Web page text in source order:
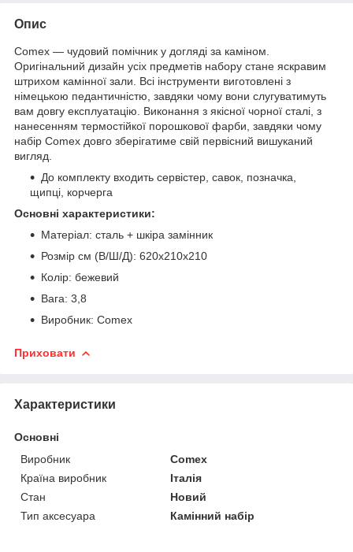
Опис
Comex — чудовий помічник у догляді за каміном.
Оригінальний дизайн усіх предметів набору стане яскравим
штрихом камінної зали. Всі інструменти виготовлені з
німецькою педантичністю, завдяки чому вони слугуватимуть
вам довгу експлуатацію. Виконання з якісної чорної сталі, з
нанесенням термостійкої порошкової фарби, завдяки чому
набір Comex довго зберігатиме свій первісний вишуканий
вигляд.
До комплекту входить сервістер, савок, позначка,
щипці, корчерга
Основні характеристики:
Матеріал: сталь + шкіра замінник
Розмір см (В/Ш/Д): 620х210х210
Колір: бежевий
Вага: 3,8
Виробник: Comex
Приховати
Характеристики
Основні
Виробник
Comex
Країна виробник
Італія
Стан
Новий
Тип аксесуара
Камінний набір